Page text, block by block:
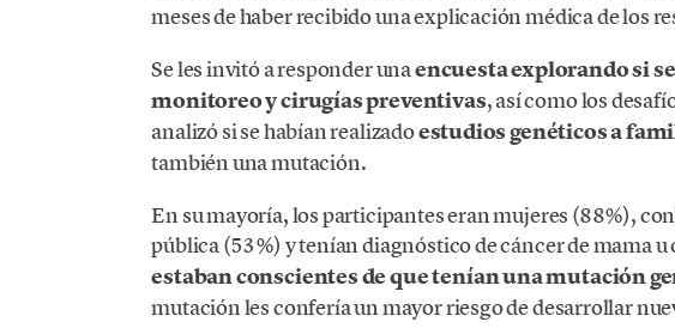
meses de haber recibido una explicación médica de los
Se les invitó a responder unaencuesta explorando si
monitoreo y cirugías preventivas, así como los
analizó si se habían realizadoestudios genéticos a
también una mutación.
En su mayoría, los participantes eran mujeres (88%),
pública (53%) y tenían diagnóstico de cáncer de mama
estaban conscientes de que tenían una mutación
mutación les confería un mayor riesgo de desarrollar